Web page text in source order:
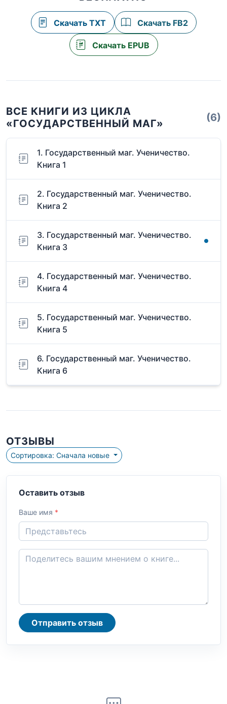
Скачать TXT Скачать FB2
Скачать EPUB
ВСЕ КНИГИ ИЗ ЦИКЛА
«ГОСУДАРСТВЕННЫЙ МАГ»
(6)
1. Государственный маг. Ученичество.
Книга 1
2. Государственный маг. Ученичество.
Книга 2
3. Государственный маг. Ученичество.
Книга 3
4. Государственный маг. Ученичество.
Книга 4
5. Государственный маг. Ученичество.
Книга 5
6. Государственный маг. Ученичество.
Книга 6
ОТЗЫВЫ
Сортировка: Сначала новые
Оставить отзыв
Ваше имя *
Отправить отзыв